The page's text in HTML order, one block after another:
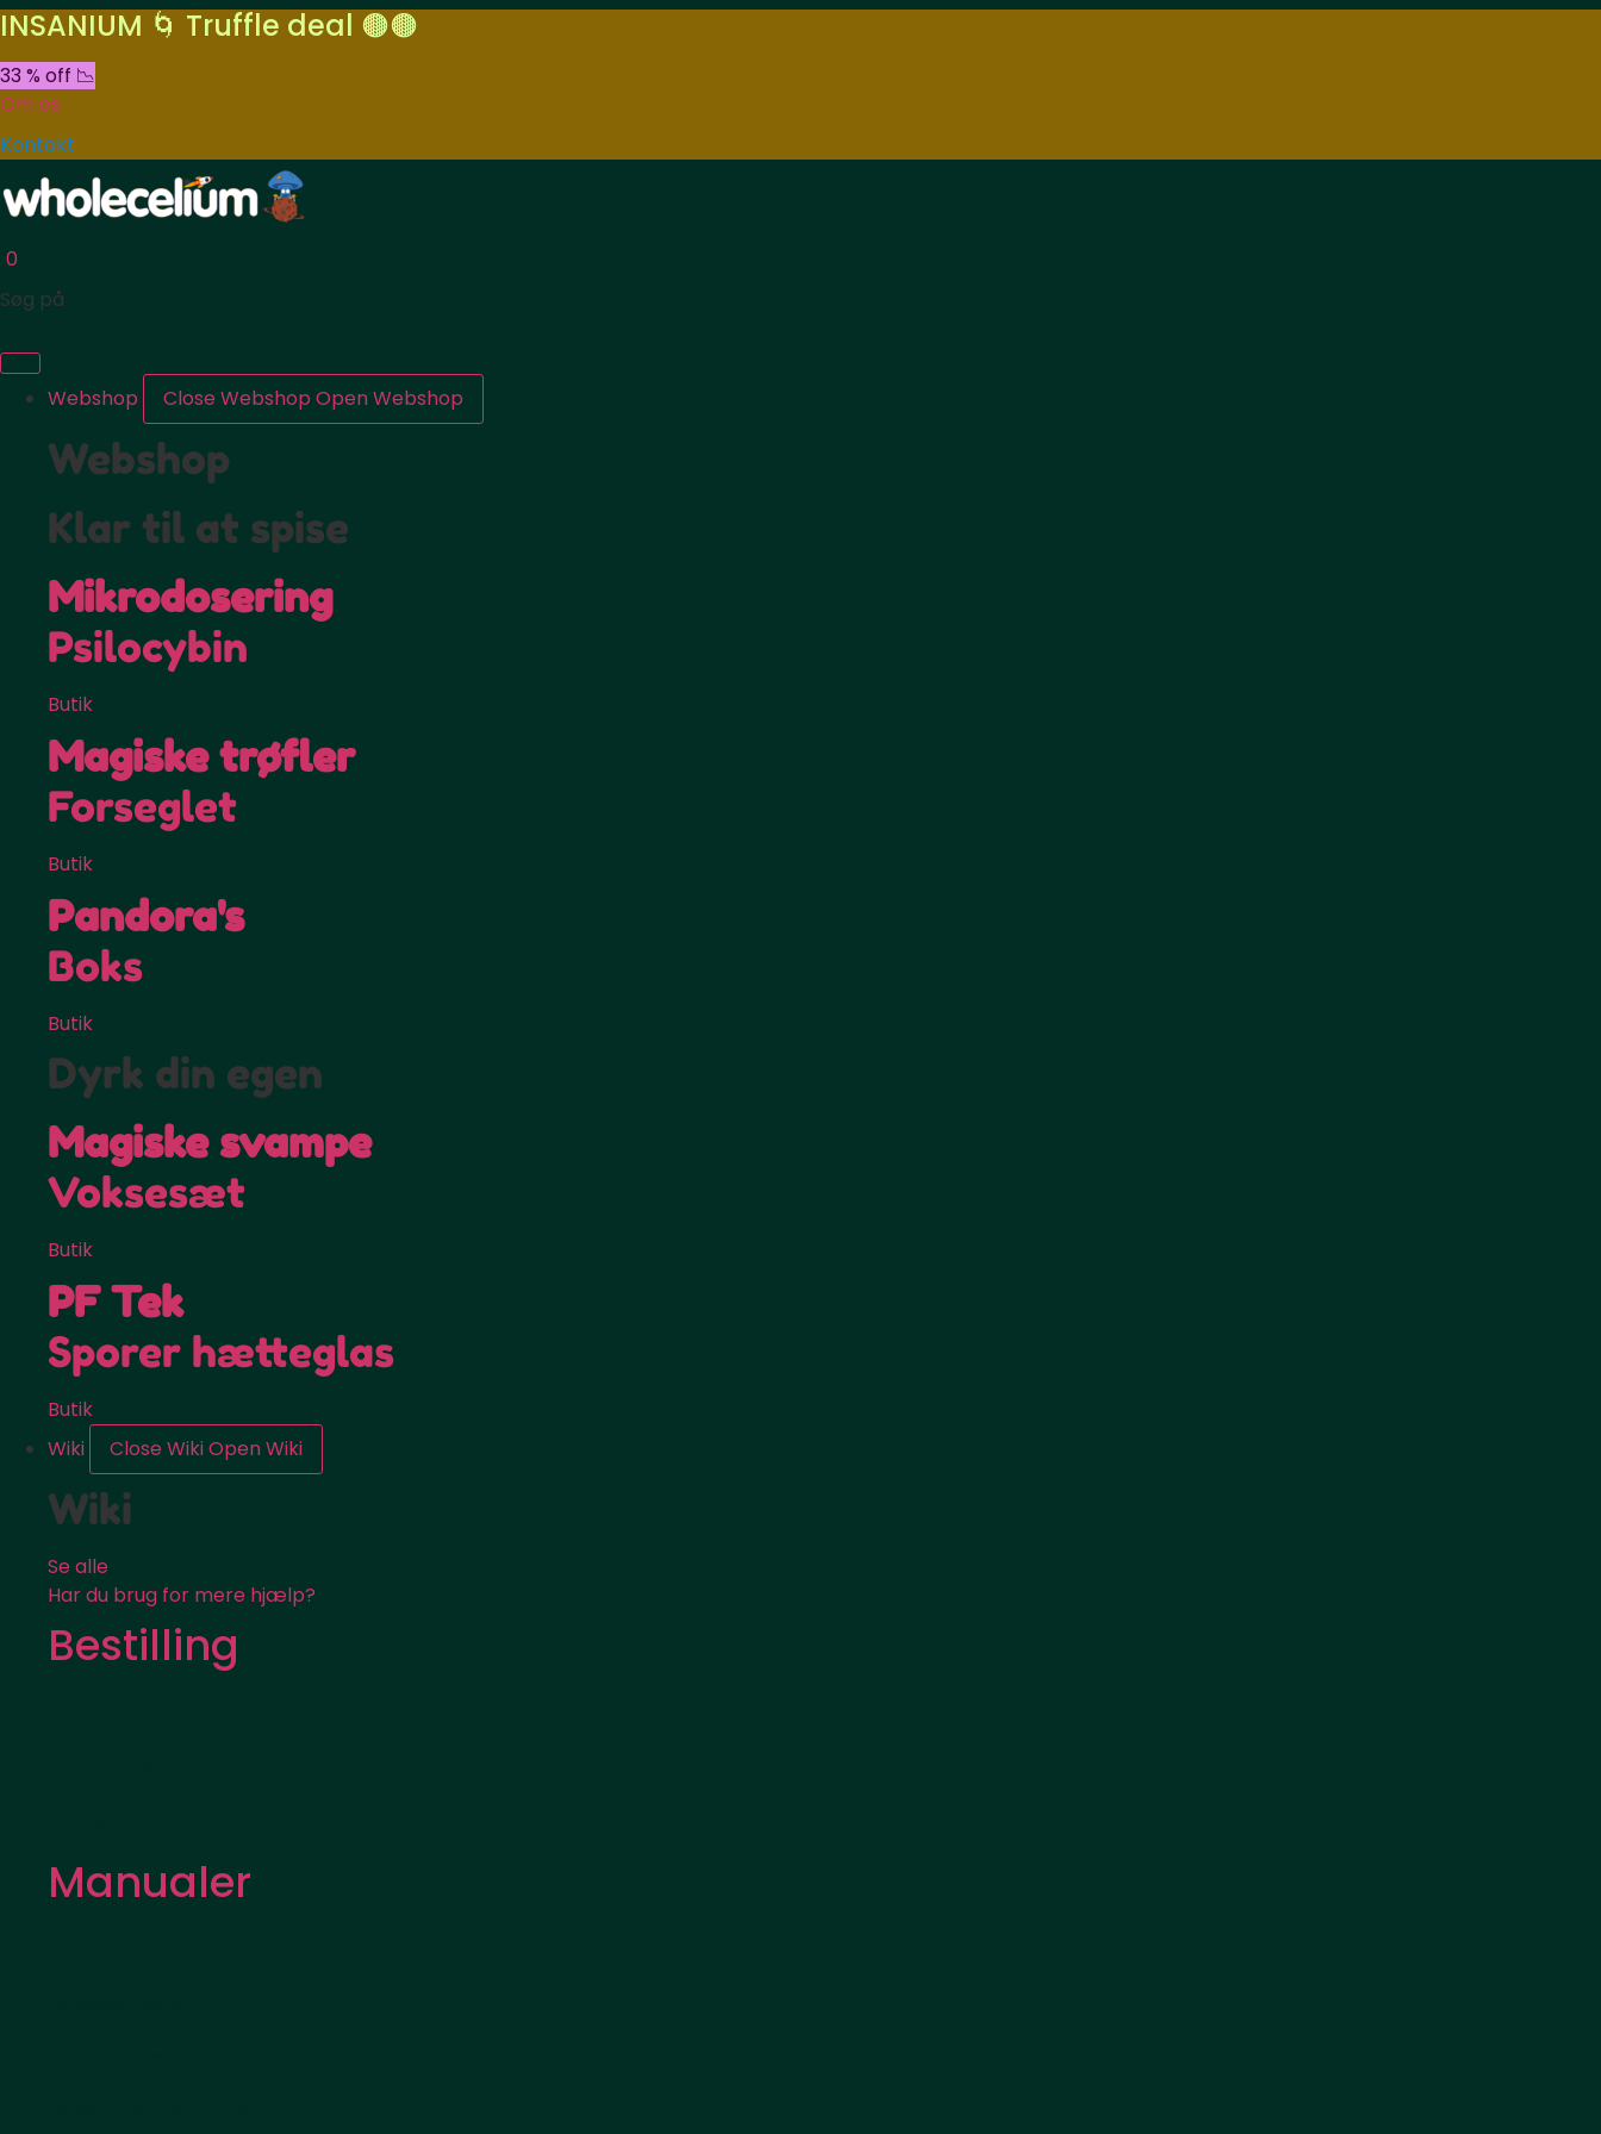
INSANIUM 🌀 Truffle deal 🟤🟤
33 % off 📉
Om os
Kontakt
0
Søg på
Webshop Close Webshop Open Webshop
Webshop
Klar til at spise
Mikrodosering
Psilocybin
Butik
Magiske trøfler
Forseglet
Butik
Pandora's
Boks
Butik
Dyrk din egen
Magiske svampe
Voksesæt
Butik
PF Tek
Sporer hætteglas
Butik
Wiki
Close WikiOpen Wiki
Wiki
Se alle
Har du brug for mere hjælp?
Bestilling
Manualer